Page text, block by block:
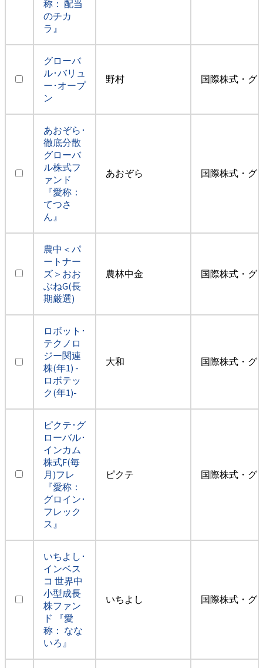
称： 配当
のチカ
ラ』
グローバ
ル･バリュ
ー･オープ
ン
野村 国際株式・グ
あおぞら･
徹底分散
グローバ
ル株式フ
ァンド
『愛称：
てつさ
ん』
あおぞら 国際株式・グ
農中＜パ
ートナー
ズ＞おお
ぶねG(長
期厳選)
農林中金 国際株式・グ
ロボット･
テクノロ
ジー関連
株(年1) -
ロボテッ
ク(年1)-
大和 国際株式・グ
ピクテ･グ
ローバル･
インカム
株式F(毎
月)フレ
『愛称：
グロイン･
フレック
ス』
ピクテ 国際株式・グ
いちよし･
インベス
コ 世界中
小型成長
株ファン
ド 『愛
称： なな
いろ』
いちよし 国際株式・グ